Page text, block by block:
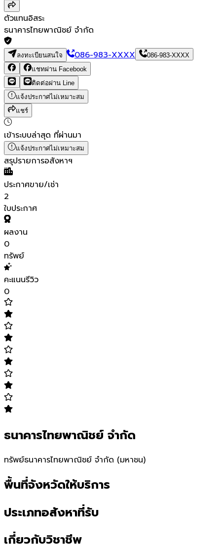
ตัวแทนอิสระ
ธนาคารไทยพาณิชย์ จำกัด
ลงทะเบียนสนใจ 086-983-XXXX
086-983-XXXX
แชทผ่าน Facebook
ติดต่อผ่าน Line
แจ้งประกาศไม่เหมาะสม
แชร์
เข้าระบบล่าสุด ที่ผ่านมา
แจ้งประกาศไม่เหมาะสม
สรุปรายการอสังหาฯ
ประกาศขาย/เช่า
2
ใบประกาศ
ผลงาน
0
ทรัพย์
คะแนนรีวิว
0
ธนาคารไทยพาณิชย์ จำกัด
ทรัพย์ธนาคารไทยพาณิชย์ จำกัด (มหาชน)
พื้นที่จังหวัดให้บริการ
ประเภทอสังหาที่รับ
เกี่ยวกับวิชาชีพ